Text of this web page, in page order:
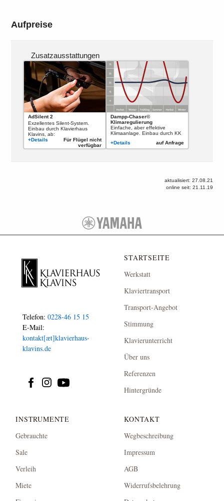
Aufpreise
Zusatzausstattungen
AdSilent 2
Exzellentes Silent-System.
Einbau durch Klavierhaus
Klavins, ab:
+Details
Für Flügel nicht
verfügbar
Dampp-Chaser©
Klimaregulierung
Einfache, aber effektive
Klimaanlage. Einbau durch KK
+Details
auf Anfrage
aktualisiert: 27.08.21
online seit: 21.11.19
Telefon:0228-46 15 15
E-Mail:
kontakt[æt]klavierhaus-
klavins.de
STARTSEITE
Werkstatt
Klaviertransport
Transport-Angebot
Stimmung
Klavierunterricht
Über uns
Referenzen
Hintergründe
INSTRUMENTE
Gebrauchte
Sale
Verleih
Miete
KONTAKT
Wegbeschreibung
Impressum
AGB
Widerrufsbelehrung